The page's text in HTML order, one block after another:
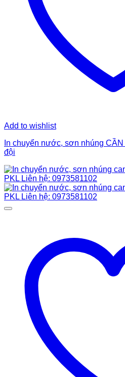
Add to wishlist
In chuyển nước, sơn nhúng
đội